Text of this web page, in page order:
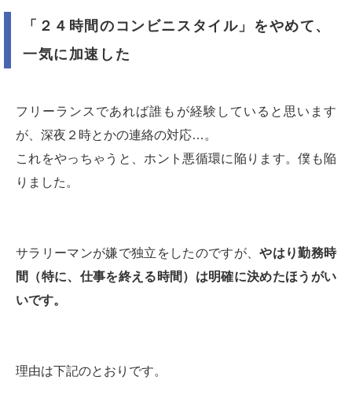
「２４時間のコンビニスタイル」をやめて、
一気に加速した
フリーランスであれば誰もが経験していると思います
が、深夜２時とかの連絡の対応…。
これをやっちゃうと、ホント悪循環に陥ります。僕も陥
りました。
サラリーマンが嫌で独立をしたのですが、やはり勤務時
間（特に、仕事を終える時間）は明確に決めたほうがい
いです。
理由は下記のとおりです。